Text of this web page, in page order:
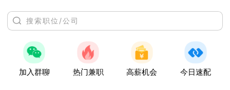
加入群聊 热门兼职 高薪机会 今日速配